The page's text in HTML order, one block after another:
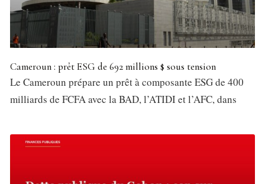
Cameroun : prêt ESG de 692 millions $ sous tension
Le Cameroun prépare un prêt à composante ESG de 400
milliards de FCFA avec la BAD, l’ATIDI et l’AFC, dans